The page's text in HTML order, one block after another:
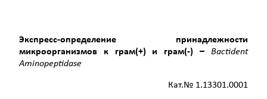
Экспресс-определение принадлежности
микроорганизмов к грам(+) и грам(-) – Bactident
Aminopeptidase
Кат.№ 1.13301.0001